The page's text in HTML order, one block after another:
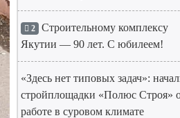
2 Строительному комплексу
Якутии — 90 лет. С юбилеем!
«Здесь нет типовых задач»:
стройплощадки «Полюс Строя»
работе в суровом климате